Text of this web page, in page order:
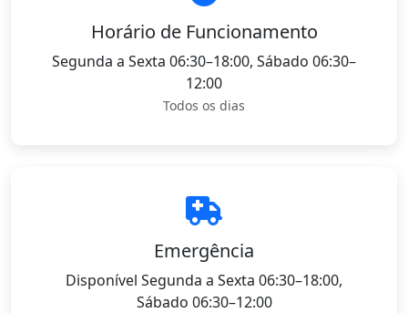
Horário de Funcionamento
Segunda a Sexta 06:30–18:00, Sábado 06:30–
12:00
Todos os dias
Emergência
Disponível Segunda a Sexta 06:30–18:00,
Sábado 06:30–12:00